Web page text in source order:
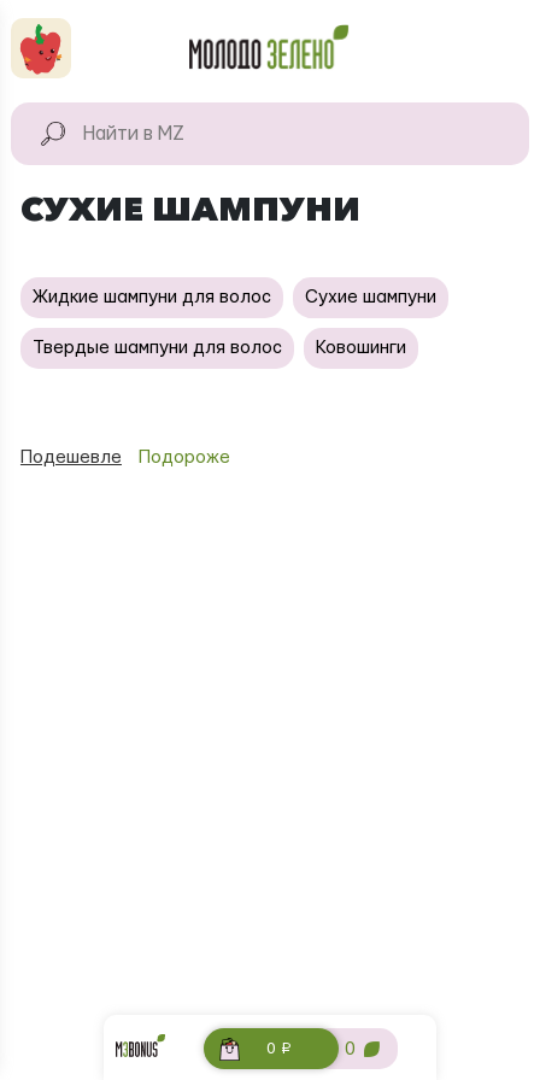
КАТАЛОГ
продукты
Натуральная
косметика
СУХИЕ ШАМПУНИ
Жидкие шампуни для волос Сухие шампуни
Твердые шампуни для волос Ковошинги
Подешевле Подороже
0 ₽ 0